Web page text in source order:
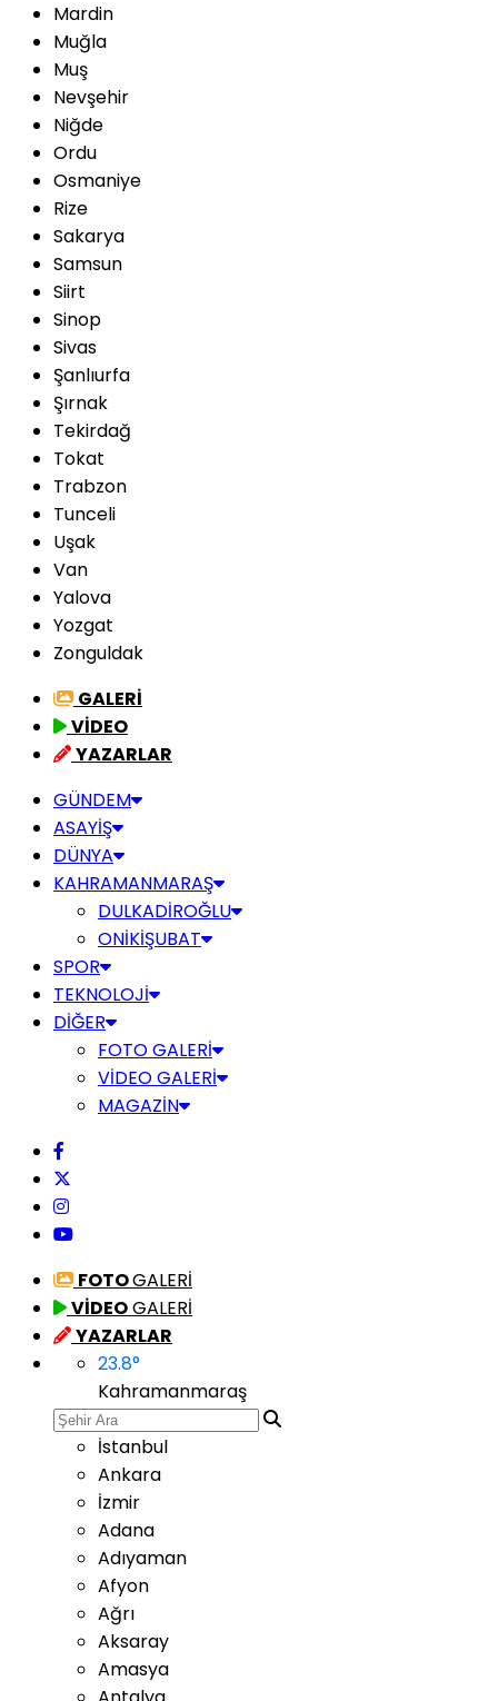
Mardin
Muğla
Muş
Nevşehir
Niğde
Ordu
Osmaniye
Rize
Sakarya
Samsun
Siirt
Sinop
Sivas
Şanlıurfa
Şırnak
Tekirdağ
Tokat
Trabzon
Tunceli
Uşak
Van
Yalova
Yozgat
Zonguldak
GALERİ
VİDEO
YAZARLAR
GÜNDEM
ASAYİŞ
DÜNYA
KAHRAMANMARAŞ
DULKADİROĞLU
ONİKİŞUBAT
SPOR
TEKNOLOJİ
DİĞER
FOTO GALERİ
VİDEO GALERİ
MAGAZİN
FOTOGALERİ
VİDEOGALERİ
YAZARLAR
23.8°
Kahramanmaraş
İstanbul
Ankara
İzmir
Adana
Adıyaman
Afyon
Ağrı
Aksaray
Amasya